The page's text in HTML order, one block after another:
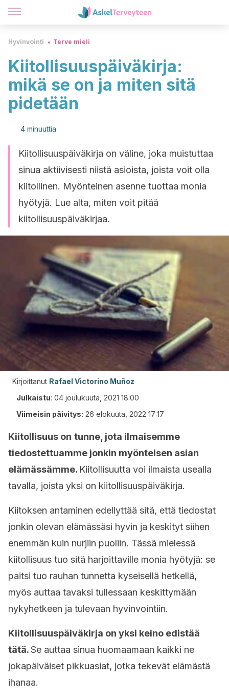
Hyvinvointi Terve mieli
Kiitollisuuspäiväkirja:
mikä se on ja miten sitä
pidetään
4 minuuttia
Kiitollisuuspäiväkirja on väline, joka muistuttaa
sinua aktiivisesti niistä asioista, joista voit olla
kiitollinen. Myönteinen asenne tuottaa monia
hyötyjä. Lue alta, miten voit pitää
kiitollisuuspäiväkirjaa.
Kirjoittanut Rafael Victorino Muñoz
Julkaistu: 04 joulukuuta, 2021 18:00
Viimeisin päivitys: 26 elokuuta, 2022 17:17
Kiitollisuus on tunne, jota ilmaisemme
tiedostettuamme jonkin myönteisen asian
elämässämme. Kiitollisuutta voi ilmaista usealla
tavalla, joista yksi on kiitollisuuspäiväkirja.
Kiitoksen antaminen edellyttää sitä, että tiedostat
jonkin olevan elämässäsi hyvin ja keskityt siihen
enemmän kuin nurjiin puoliin. Tässä mielessä
kiitollisuus tuo sitä harjoittaville monia hyötyjä: se
paitsi tuo rauhan tunnetta kyseisellä hetkellä,
myös auttaa tavaksi tullessaan keskittymään
nykyhetkeen ja tulevaan hyvinvointiin.
Kiitollisuuspäiväkirja on yksi keino edistää
tätä.Se auttaa sinua huomaamaan kaikki ne
jokapäiväiset pikkuasiat, jotka tekevät elämästä
ihanaa.